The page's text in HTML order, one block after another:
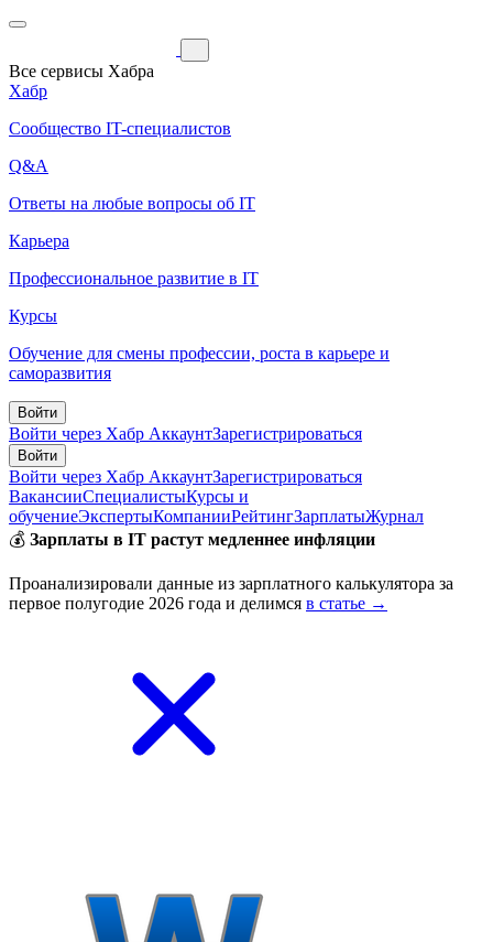
Все сервисы Хабра
Хабр
Сообщество IT-специалистов
Q&A
Ответы на любые вопросы об IT
Карьера
Профессиональное развитие в IT
Курсы
Обучение для смены профессии, роста в карьере и
саморазвития
Войти
Войти через Хабр АккаунтЗарегистрироваться
Войти
Войти через Хабр АккаунтЗарегистрироваться
ВакансииСпециалистыКурсы и
обучениеЭкспертыКомпанииРейтингЗарплатыЖурнал
💰 Зарплаты в IT растут медленнее инфляции
Проанализировали данные из зарплатного калькулятора за
первое полугодие 2026 года и делимся в статье →